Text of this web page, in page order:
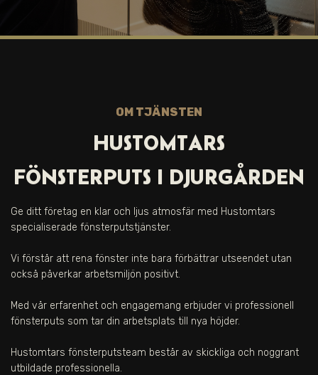
OM TJÄNSTEN
HUSTOMTARS
FÖNSTERPUTS I DJURGÅRDEN
Ge ditt företag en klar och ljus atmosfär med Hustomtars
specialiserade fönsterputstjänster.
Vi förstår att rena fönster inte bara förbättrar utseendet utan
också påverkar arbetsmiljön positivt.
Med vår erfarenhet och engagemang erbjuder vi professionell
fönsterputs som tar din arbetsplats till nya höjder.
Hustomtars fönsterputsteam består av skickliga och noggrant
utbildade professionella.